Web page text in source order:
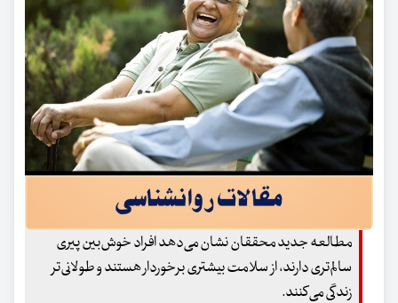
مطالعه جدید محققان نشان می‌دهد افراد خوش‌بین پیری
سالم‌تری دارند، از سلامت بیشتری برخوردار هستند و طولانی‌تر
زندگی می‌کنند.